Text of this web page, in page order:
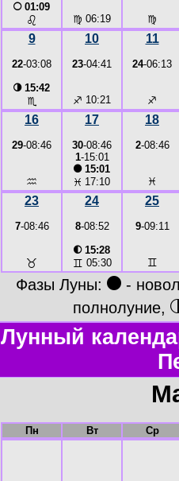
○01:09
♌ ♍ 06:19 ♍
9
22-03:08
◑15:42
♏
10
23-04:41
♐ 10:21
11
24-06:13
♐
16
29-08:46
♒
17
30-08:46
1-15:01
●15:01
♓ 17:10
18
2-08:46
♓
23
7-08:46
♉
24
8-08:52
◐15:28
♊ 05:30
25
9-09:11
♊
Фазы Луны: ● -
полнолуние,
Лунный
Пн Вт Ср